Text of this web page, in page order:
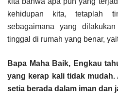
kehidupan kita, tetaplah
sebagaimana yang
tinggal di rumah yang benar,
Bapa Maha Baik, Engkau
yang kerap kali tidak
setia berada dalam iman dan